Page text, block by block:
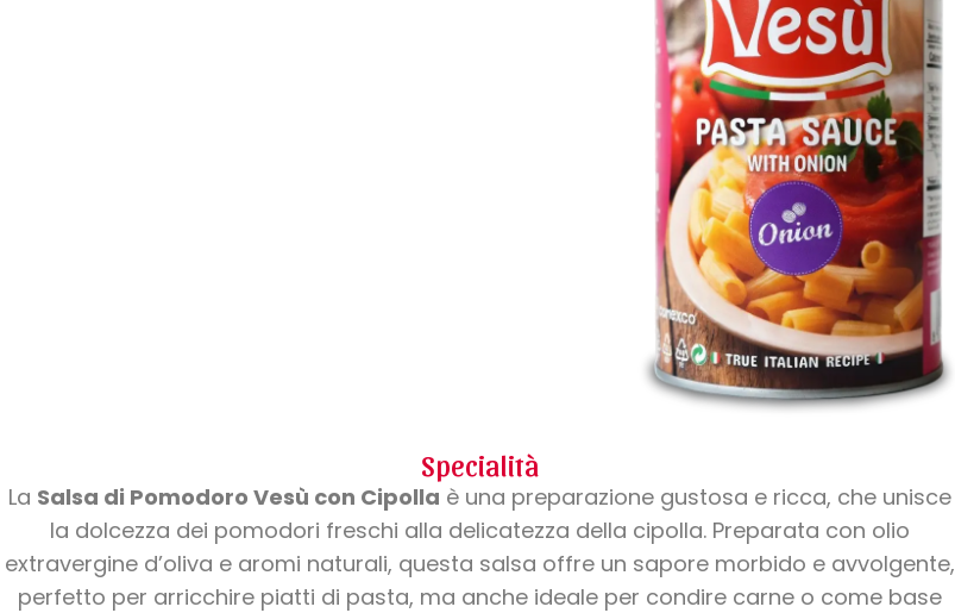
Specialità
La Salsa di Pomodoro Vesù con Cipolla è una preparazione gustosa e ricca, che unisce
la dolcezza dei pomodori freschi alla delicatezza della cipolla. Preparata con olio
extravergine d’oliva e aromi naturali, questa salsa offre un sapore morbido e avvolgente,
perfetto per arricchire piatti di pasta, ma anche ideale per condire carne o come base